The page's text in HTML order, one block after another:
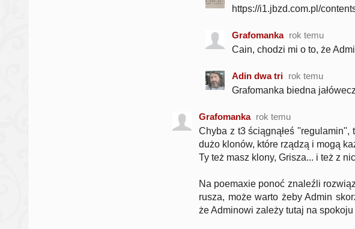
https://i1.jbzd.com.pl/
Grafomanka rok temu
Cain, chodzi mi o to, że
Adin dwa tri rok temu
Grafomanka biedna
Grafomanka rok temu
Chyba z t3 ściągnąłeś
dużo klonów, które rządzą i mogą
Ty też masz klony, Grisza... i też z
Na poemaxie ponoć znaleźli
rusza, może warto żeby Admin
że Adminowi zależy tutaj na spokoju